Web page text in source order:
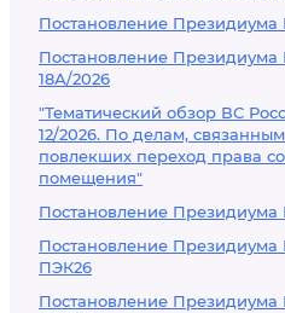
Постановление Президиума
Постановление Президиума
18А/2026
"Тематический обзор ВС
12/2026. По делам,
повлекших переход права
помещения"
Постановление Президиума
Постановление Президиума
ПЭК26
Постановление Президиума